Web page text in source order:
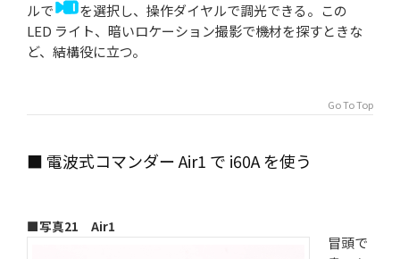
ルで
を選択し、操作ダイヤルで調光できる。この
LED ライト、暗いロケーション撮影で機材を探すときな
ど、結構役に立つ。
Go To Top
■ 電波式コマンダー Air1 で i60A を使う
■写真21 Air1
冒頭で